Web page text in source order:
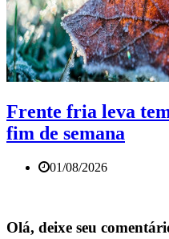
Frente fria leva
fim de semana
01/08/2026
Olá, deixe seu